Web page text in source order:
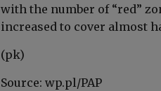
with the number of “red”
increased to cover almost
(pk)
Source: wp.pl/PAP